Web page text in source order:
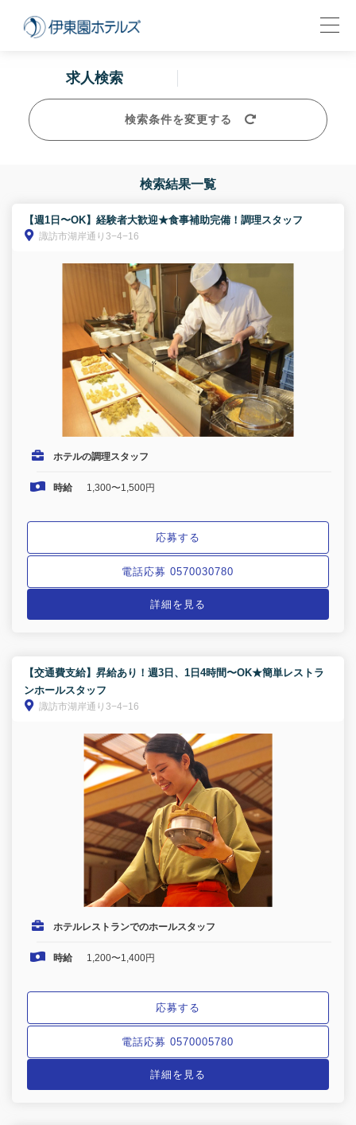
求人検索
検索条件を変更する
検索結果一覧
【週1日〜OK】経験者大歓迎★食事補助完備！調理スタッフ
諏訪市湖岸通り3−4−16
ホテルの調理スタッフ
時給 1,300〜1,500円
応募する
電話応募 0570030780
詳細を見る
【交通費支給】昇給あり！週3日、1日4時間〜OK★簡単レストラ
ンホールスタッフ
諏訪市湖岸通り3−4−16
ホテルレストランでのホールスタッフ
時給 1,200〜1,400円
応募する
電話応募 0570005780
詳細を見る